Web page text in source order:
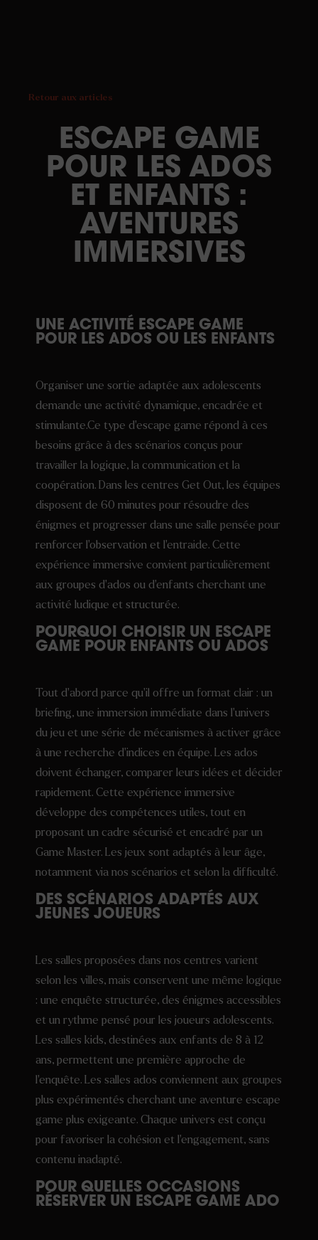
Retour aux articles
ESCAPE GAME
POUR LES ADOS
ET ENFANTS :
AVENTURES
IMMERSIVES
UNE ACTIVITÉ ESCAPE GAME
POUR LES ADOS OU LES ENFANTS
Organiser une sortie adaptée aux adolescents
demande une activité dynamique, encadrée et
stimulante.Ce type d’escape game répond à ces
besoins grâce à des scénarios conçus pour
travailler la logique, la communication et la
coopération. Dans les centres Get Out, les équipes
disposent de 60 minutes pour résoudre des
énigmes et progresser dans une salle pensée pour
renforcer l’observation et l’entraide. Cette
expérience immersive convient particulièrement
aux groupes d’ados ou d’enfants cherchant une
activité ludique et structurée.
POURQUOI CHOISIR UN ESCAPE
GAME POUR ENFANTS OU ADOS
Tout d’abord parce qu’il offre un format clair : un
briefing, une immersion immédiate dans l’univers
du jeu et une série de mécanismes à activer grâce
à une recherche d’indices en équipe. Les ados
doivent échanger, comparer leurs idées et décider
rapidement. Cette expérience immersive
développe des compétences utiles, tout en
proposant un cadre sécurisé et encadré par un
Game Master. Les jeux sont adaptés à leur âge,
notamment via nos scénarios et selon la difficulté.
DES SCÉNARIOS ADAPTÉS AUX
JEUNES JOUEURS
Les salles proposées dans nos centres varient
selon les villes, mais conservent une même logique
: une enquête structurée, des énigmes accessibles
et un rythme pensé pour les joueurs adolescents.
Les salles kids, destinées aux enfants de 8 à 12
ans, permettent une première approche de
l’enquête. Les salles ados conviennent aux groupes
plus expérimentés cherchant une aventure escape
game plus exigeante. Chaque univers est conçu
pour favoriser la cohésion et l’engagement, sans
contenu inadapté.
POUR QUELLES OCCASIONS
RÉSERVER UN ESCAPE GAME ADO